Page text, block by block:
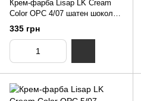
Крем-фарба Lisap LK Cream
Color OPC 4/07 шатен шоколад
100 мл
335 грн